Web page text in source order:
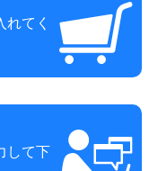
てく
して下